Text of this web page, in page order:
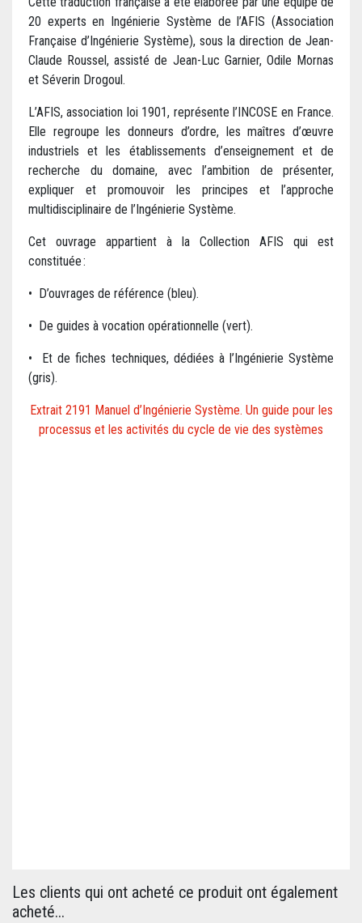
20 experts en Ingénierie Système de l’AFIS (Association
Française d’Ingénierie Système), sous la direction de Jean-
Claude Roussel, assisté de Jean-Luc Garnier, Odile Mornas
et Séverin Drogoul.
L’AFIS, association loi 1901, représente l’INCOSE en France.
Elle regroupe les donneurs d’ordre, les maîtres d’œuvre
industriels et les établissements d’enseignement et de
recherche du domaine, avec l’ambition de présenter,
expliquer et promouvoir les principes et l’approche
multidisciplinaire de l’Ingénierie Système.
Cet ouvrage appartient à la Collection AFIS qui est
constituée :
• D’ouvrages de référence (bleu).
• De guides à vocation opérationnelle (vert).
• Et de fiches techniques, dédiées à l’Ingénierie Système
(gris).
Extrait 2191 Manuel d’Ingénierie Système. Un guide pour les
processus et les activités du cycle de vie des systèmes
Les clients qui ont acheté ce produit ont également
acheté...